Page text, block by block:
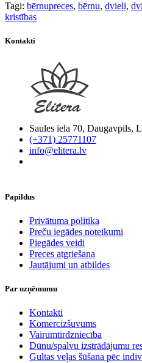
Tagi: bērnupreces, bērnu, dvieļi,
kristības
Kontakti
Saules iela 70, Daugavpils,
(+371) 25771107
info@elitera.lv
Papildus
​Privātuma politika
Preču iegādes noteikumi
Piegādes veidi
Preces atgriešana
Jautājumi un atbildes
Par uzņēmumu
Kontakti
Komercizšuvums
Vairumtirdzniecība
Dūnu/spalvu izstrādājumu
Gultas veļas šūšana pēc